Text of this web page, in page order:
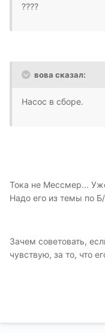
????
вова сказал:
Насос в сборе.
Тока не Мессмер...
Надо его из темы по
Зачем советовать,
чувствую, за то, что